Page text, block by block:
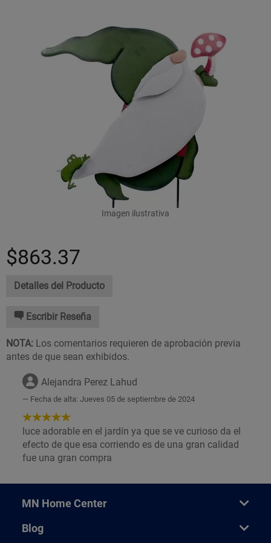
Imagen ilustrativa
$863.37
Detalles del Producto
Escribir Reseña
NOTA: Los comentarios requieren de aprobación previa
antes de que sean exhibidos.
Alejandra Perez Lahud
Fecha de alta: Jueves 05 de septiembre de 2024
5
de
5
Estrellas!
luce adorable en el jardín ya que se ve curioso da el
efecto de que esa corriendo es de una gran calidad
fue una gran compra
MN Home Center
Blog